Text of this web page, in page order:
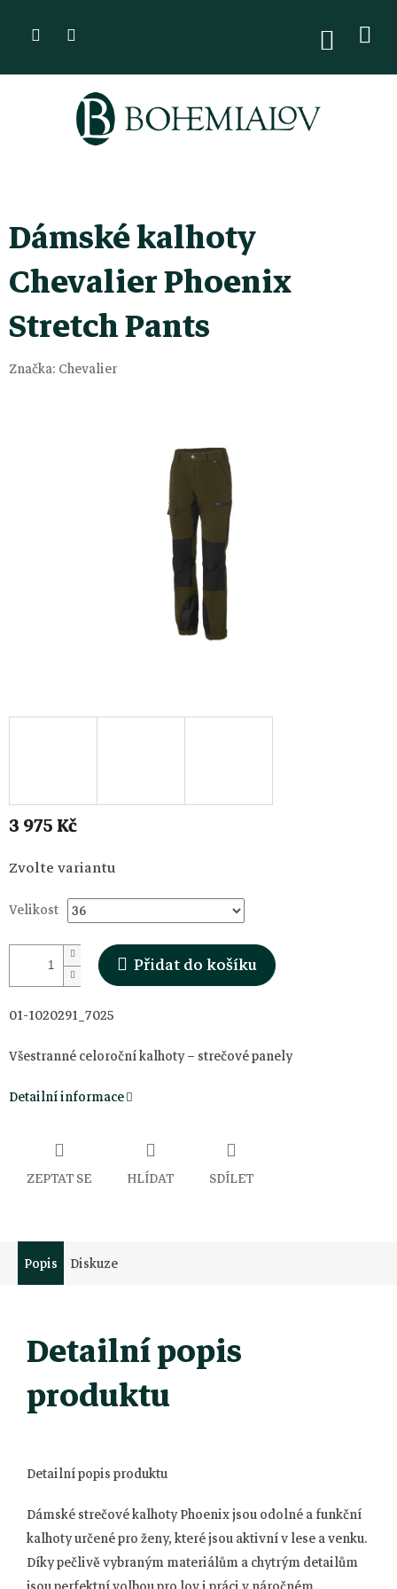
Dámské kalhoty
Chevalier Phoenix
Stretch Pants
Značka: Chevalier
3 975 Kč
Měrná
cena:
Zvolte variantu
Velikost
Přidat do košíku
01-1020291_7025
Všestranné celoroční kalhoty – strečové panely
Detailní informace
ZEPTAT SE HLÍDAT SDÍLET
Popis Diskuze
Detailní popis
produktu
Detailní popis produktu
Dámské strečové kalhoty Phoenix jsou odolné a funkční
kalhoty určené pro ženy, které jsou aktivní v lese a venku.
Díky pečlivě vybraným materiálům a chytrým detailům